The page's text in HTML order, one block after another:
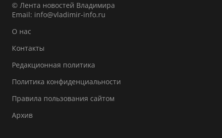
© Лента новостей Владимира
Email: info@vladimir-info.ru
О нас
Контакты
Редакционная политика
Политика конфиденциальности
Правила пользования сайтом
Архив